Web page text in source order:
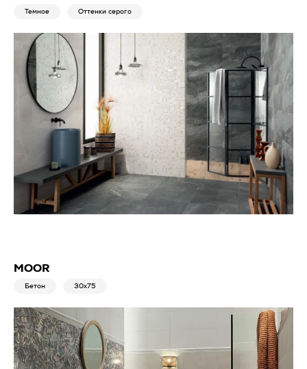
Темное Оттенки серого
MOOR
Бетон 30x75